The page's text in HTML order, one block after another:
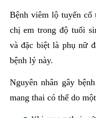
Bệnh viêm lộ tuyến cổ
chị em trong độ tuổi
và đặc biệt là phụ nữ
bệnh lý này.
Nguyên nhân gây
mang thai có thể do